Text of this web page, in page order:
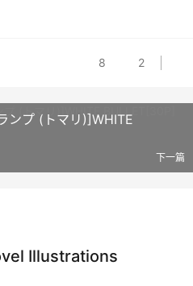
8 2
ンプ (トマリ)]WHITE
下一篇
Illustrations